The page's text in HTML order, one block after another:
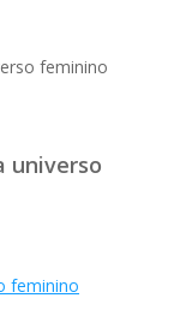
feminino
universo